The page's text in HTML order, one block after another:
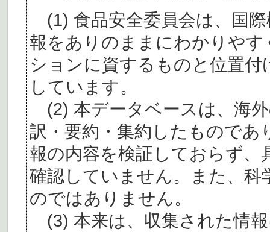
(1) 食品安全委員会は、国
報をありのままにわかりや
ションに資するものと位置
しています。
(2) 本データベースは、海
訳・要約・集約したものであ
報の内容を検証しておらず、
確認していません。また、
のではありません。
(3) 本来は、収集された情